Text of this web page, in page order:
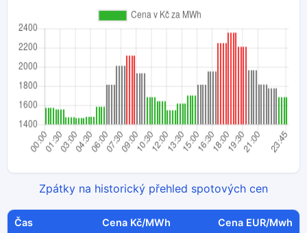
Zpátky na historický přehled spotových cen
Čas Cena Kč/MWh Cena EUR/Mwh